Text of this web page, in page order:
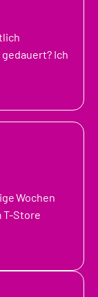
Ich
Wochen
T-Store